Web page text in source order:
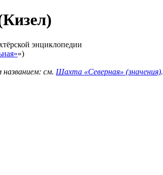
энциклопедии
»)
см. Шахта «Северная» (значения).